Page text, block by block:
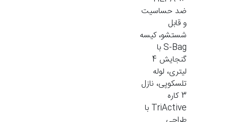
ضد حساسیت
و قابل
شستشو، کیسه
S-Bag با
گنجایش 4
لیتری، لوله
تلسکوپی، نازل
3 کاره
TriActive با